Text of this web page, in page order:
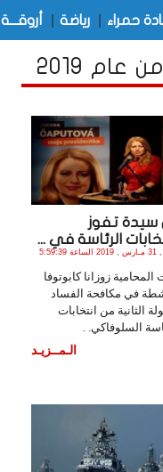
حمراء رياضة أروقـــة
2019
سيدة تفوز
الرئاسة في ...
الأحد , 31 مـارس , 2019 الساعة 5:59:39
المحامية زوزانا كابوتوفا
في مكافحة الفساد
الثانية من انتخابات
السلوفاكي. .
الـمــزيـد